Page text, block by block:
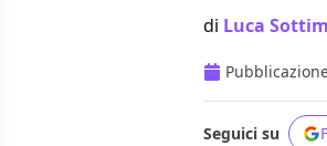
di Luca
Seguici su